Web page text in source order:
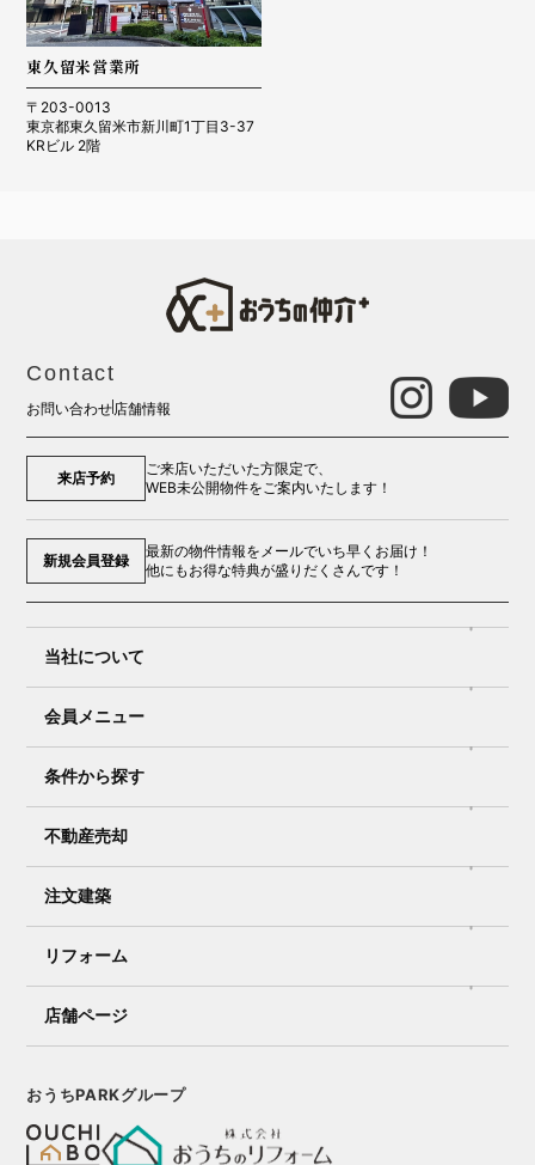
東久留米営業所
〒203-0013
東京都東久留米市新川町1丁目3-37
KRビル 2階
Contact
お問い合わせ 店舗情報
来店予約
ご来店いただいた方限定で、
WEB未公開物件をご案内いたします！
新規会員登録
最新の物件情報をメールでいち早くお届け！
他にもお得な特典が盛りだくさんです！
当社について
会員メニュー
条件から探す
不動産売却
注文建築
リフォーム
店舗ページ
おうちPARKグループ